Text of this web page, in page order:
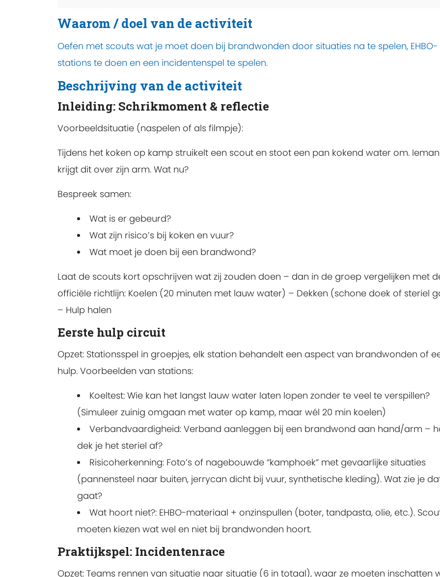
Waarom / doel van de activiteit
Oefen met scouts wat je moet doen bij brandwonden door situaties na te spelen, EHBO-
stations te doen en een incidentenspel te spelen.
Beschrijving van de activiteit
Inleiding: Schrikmoment & reflectie
Voorbeeldsituatie (naspelen of als filmpje):
Tijdens het koken op kamp struikelt een scout en stoot een pan kokend water om.
krijgt dit over zijn arm. Wat nu?
Bespreek samen:
Wat is er gebeurd?
Wat zijn risico’s bij koken en vuur?
Wat moet je doen bij een brandwond?
Laat de scouts kort opschrijven wat zij zouden doen – dan in de groep vergelijken met
officiële richtlijn: Koelen (20 minuten met lauw water) – Dekken (schone doek of steriel
– Hulp halen
Eerste hulp circuit
Opzet: Stationsspel in groepjes, elk station behandelt een aspect van brandwonden of
hulp. Voorbeelden van stations:
Koeltest: Wie kan het langst lauw water laten lopen zonder te veel te verspillen?
(Simuleer zuinig omgaan met water op kamp, maar wél 20 min koelen)
Verbandvaardigheid: Verband aanleggen bij een brandwond aan hand/arm –
dek je het steriel af?
Risicoherkenning: Foto’s of nagebouwde “kamphoek” met gevaarlijke situaties
(pannensteel naar buiten, jerrycan dicht bij vuur, synthetische kleding). Wat zie je
gaat?
Wat hoort niet?: EHBO-materiaal + onzinspullen (boter, tandpasta, olie, etc.).
moeten kiezen wat wel en niet bij brandwonden hoort.
Praktijkspel: Incidentenrace
Opzet: Teams rennen van situatie naar situatie (6 in totaal), waar ze moeten inschatten